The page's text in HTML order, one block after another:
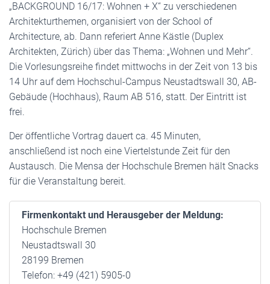
„BACKGROUND 16/17: Wohnen + X“ zu verschiedenen
Architekturthemen, organisiert von der School of
Architecture, ab. Dann referiert Anne Kästle (Duplex
Architekten, Zürich) über das Thema: „Wohnen und Mehr“.
Die Vorlesungsreihe findet mittwochs in der Zeit von 13 bis
14 Uhr auf dem Hochschul-Campus Neustadtswall 30, AB-
Gebäude (Hochhaus), Raum AB 516, statt. Der Eintritt ist
frei.
Der öffentliche Vortrag dauert ca. 45 Minuten,
anschließend ist noch eine Viertelstunde Zeit für den
Austausch. Die Mensa der Hochschule Bremen hält Snacks
für die Veranstaltung bereit.
Firmenkontakt und Herausgeber der Meldung:
Hochschule Bremen
Neustadtswall 30
28199 Bremen
Telefon: +49 (421) 5905-0